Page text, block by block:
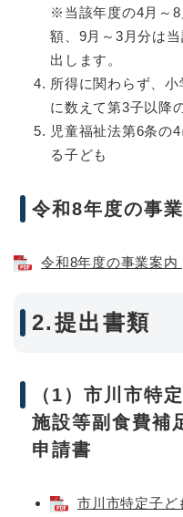
※当該年度の4月～8
額、9月～3月分は
出します。
所得に関わらず、
に数えて第3子以降
児童福祉法第6条の
る子ども
令和8年度の事
令和8年度の事業案
2.提出書類
（1）市川市特
施設等副食費補
申請書
市川市特定子ど